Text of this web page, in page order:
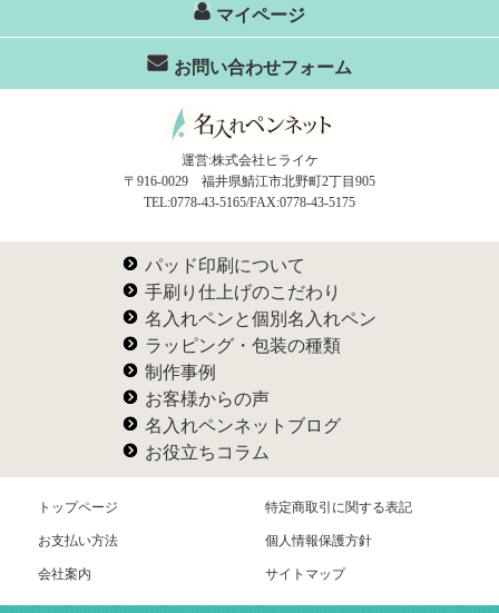
マイページ
お問い合わせフォーム
運営:株式会社ヒライケ
〒916-0029 福井県鯖江市北野町2丁目905
TEL:0778-43-5165/FAX:0778-43-5175
パッド印刷について
手刷り仕上げのこだわり
名入れペンと個別名入れペン
ラッピング・包装の種類
制作事例
お客様からの声
名入れペンネットブログ
お役立ちコラム
トップページ 特定商取引に関する表記
お支払い方法 個人情報保護方針
会社案内 サイトマップ